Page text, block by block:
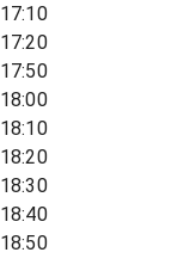
17:10
17:20
17:50
18:00
18:10
18:20
18:30
18:40
18:50